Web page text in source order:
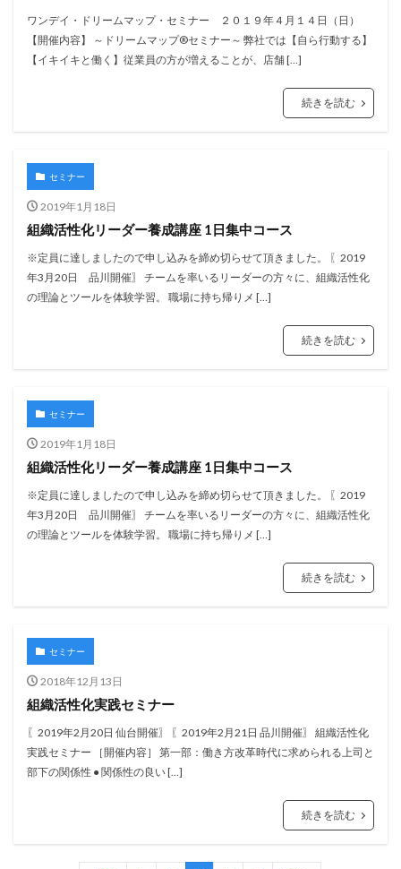
ワンデイ・ドリームマップ・セミナー ２０１９年４月１４日（日）
【開催内容】 ～ドリームマップ®セミナー～ 弊社では【自ら行動する】
【イキイキと働く】従業員の方が増えることが、店舗 […]
続きを読む
セミナー
2019年1月18日
組織活性化リーダー養成講座 1日集中コース
※定員に達しましたので申し込みを締め切らせて頂きました。 〖2019
年3月20日 品川開催〗 チームを率いるリーダーの方々に、組織活性化
の理論とツールを体験学習。 職場に持ち帰りメ […]
続きを読む
セミナー
2019年1月18日
組織活性化リーダー養成講座 1日集中コース
※定員に達しましたので申し込みを締め切らせて頂きました。 〖2019
年3月20日 品川開催〗 チームを率いるリーダーの方々に、組織活性化
の理論とツールを体験学習。 職場に持ち帰りメ […]
続きを読む
セミナー
2018年12月13日
組織活性化実践セミナー
〖2019年2月20日 仙台開催〗 〖2019年2月21日 品川開催〗 組織活性化
実践セミナー ［開催内容］ 第一部：働き方改革時代に求められる上司と
部下の関係性 ● 関係性の良い […]
続きを読む